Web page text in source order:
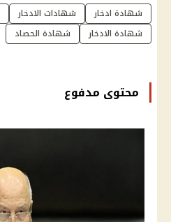
شهادة ادخار شهادات الادخار
شهادة الادخار
شهادة الحصاد
محتوى مدفوع